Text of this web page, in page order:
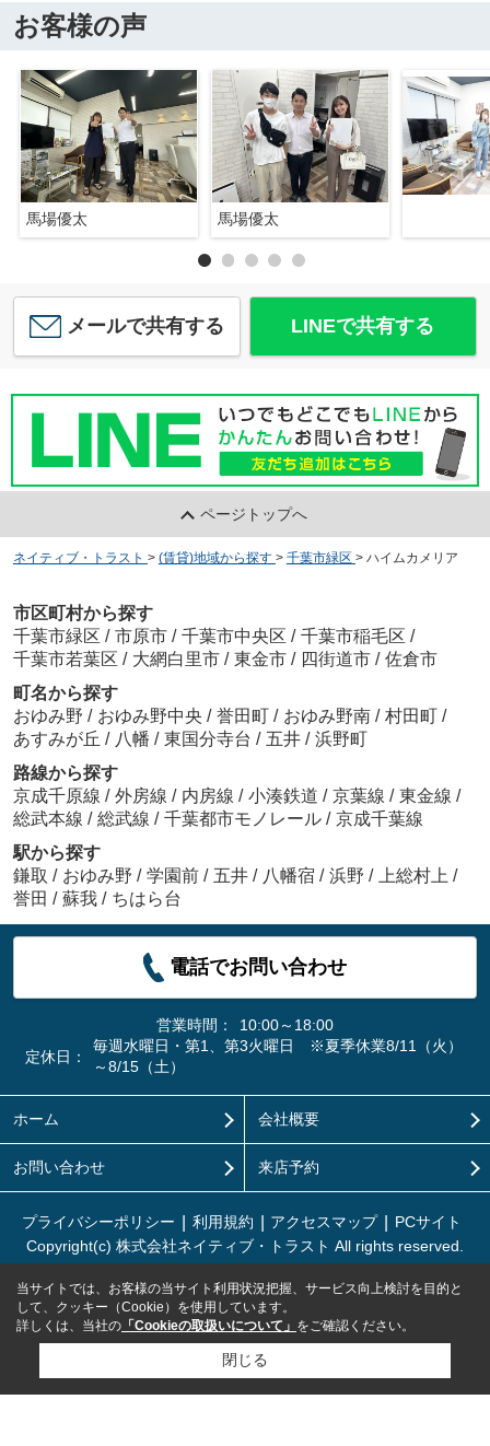
お客様の声
馬場優太 馬場優太
メールで共有する LINEで共有する
ページトップへ
ネイティブ・トラスト > (賃貸)地域から探す > 千葉市緑区 > ハイムカメリア
市区町村から探す
千葉市緑区 / 市原市 / 千葉市中央区 / 千葉市稲毛区 /
千葉市若葉区 / 大網白里市 / 東金市 / 四街道市 / 佐倉市
町名から探す
おゆみ野 / おゆみ野中央 / 誉田町 / おゆみ野南 / 村田町 /
あすみが丘 / 八幡 / 東国分寺台 / 五井 / 浜野町
路線から探す
京成千原線 / 外房線 / 内房線 / 小湊鉄道 / 京葉線 / 東金線 /
総武本線 / 総武線 / 千葉都市モノレール / 京成千葉線
駅から探す
鎌取 / おゆみ野 / 学園前 / 五井 / 八幡宿 / 浜野 / 上総村上 /
誉田 / 蘇我 / ちはら台
電話でお問い合わせ
営業時間：
10:00～18:00
定休日：
毎週水曜日・第1、第3火曜日 ※夏季休業8/11（火）
～8/15（土）
ホーム 会社概要
お問い合わせ 来店予約
プライバシーポリシー 利用規約 アクセスマップ
PCサイト
Copyright(c) 株式会社ネイティブ・トラスト All rights reserved.
当サイトでは、お客様の当サイト利用状況把握、サービス向上検討を目的と
して、クッキー（Cookie）を使用しています。
詳しくは、当社の 「Cookieの取扱いについて」 をご確認ください。
閉じる